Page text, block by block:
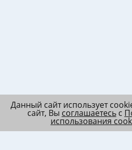
Данный сайт использует
сайт, Вы соглашаетесьс
использования